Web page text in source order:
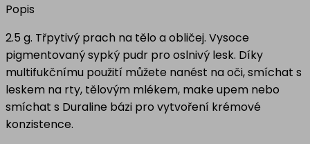
Popis
2.5 g. Třpytivý prach na tělo a obličej. Vysoce
pigmentovaný sypký pudr pro oslnivý lesk. Díky
multifukčnímu použití můžete nanést na oči, smíchat s
leskem na rty, tělovým mlékem, make upem nebo
smíchat s Duraline bázi pro vytvoření krémové
konzistence.